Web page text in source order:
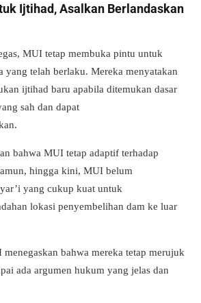
Ijtihad, Asalkan Berlandaskan
MUI tetap membuka pintu untuk
yang telah berlaku. Mereka menyatakan
ijtihad baru apabila ditemukan dasar
sah dan dapat
bahwa MUI tetap adaptif terhadap
hingga kini, MUI belum
yang cukup kuat untuk
lokasi penyembelihan dam ke luar
bahwa mereka tetap merujuk
ada argumen hukum yang jelas dan